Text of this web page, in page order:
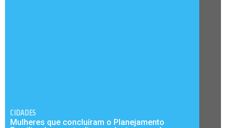
CIDADES
Mulheres que concluíram o Planejamento